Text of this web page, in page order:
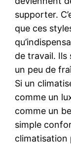
supporter.
que ces
de travail.
un peu de
Si un
comme un
comme un
simple
climatisation